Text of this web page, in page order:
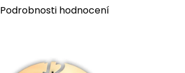
Podrobnosti hodnocení